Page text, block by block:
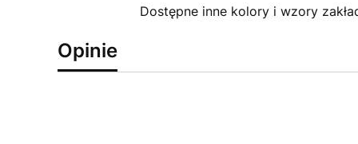
Dostępne inne kolory i wzory
Opinie